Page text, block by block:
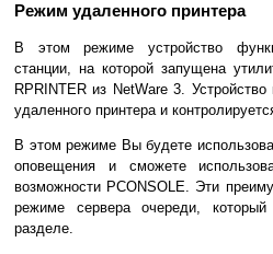
Режим удаленного принтера
В этом режиме устройство
станции, на которой запущена
RPRINTER из NetWare 3.
удаленного принтера и
В этом режиме Вы будете
оповещения и сможете
возможности PCONSOLE. Эти
режиме сервера очереди,
разделе.